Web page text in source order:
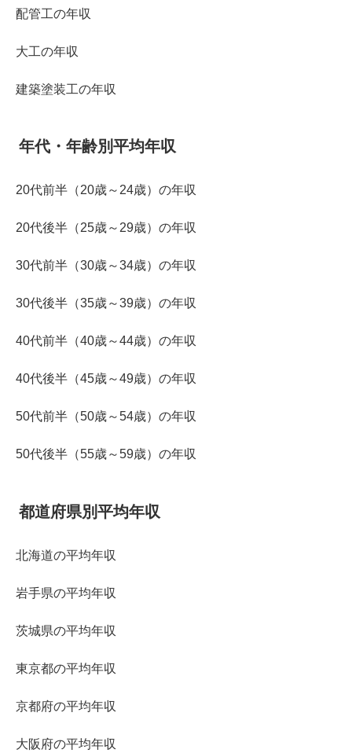
配管工の年収
大工の年収
建築塗装工の年収
年代・年齢別平均年収
20代前半（20歳～24歳）の年収
20代後半（25歳～29歳）の年収
30代前半（30歳～34歳）の年収
30代後半（35歳～39歳）の年収
40代前半（40歳～44歳）の年収
40代後半（45歳～49歳）の年収
50代前半（50歳～54歳）の年収
50代後半（55歳～59歳）の年収
都道府県別平均年収
北海道の平均年収
岩手県の平均年収
茨城県の平均年収
東京都の平均年収
京都府の平均年収
大阪府の平均年収